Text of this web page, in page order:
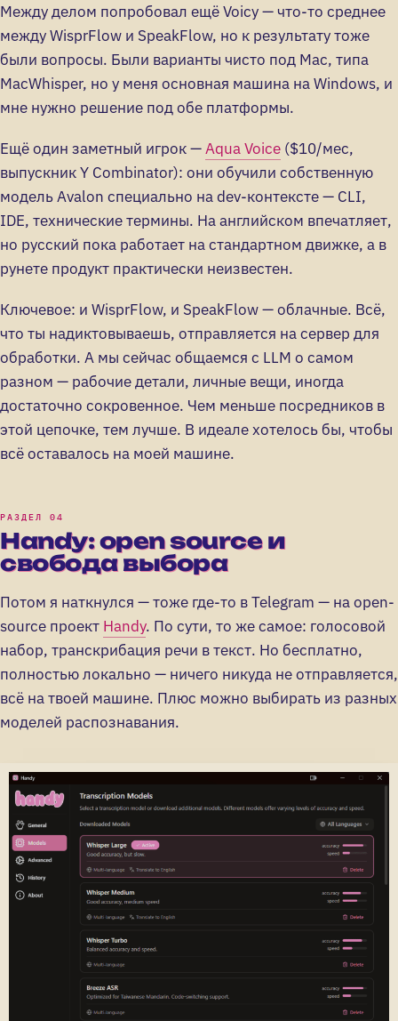
Между делом попробовал ещё Voicy — что-то среднее
между WisprFlow и SpeakFlow, но к результату тоже
были вопросы. Были варианты чисто под Mac, типа
MacWhisper, но у меня основная машина на Windows, и
мне нужно решение под обе платформы.
Ещё один заметный игрок —Aqua Voice ($10/мес,
выпускник Y Combinator): они обучили собственную
модель Avalon специально на dev-контексте — CLI,
IDE, технические термины. На английском впечатляет,
но русский пока работает на стандартном движке, а в
рунете продукт практически неизвестен.
Ключевое: и WisprFlow, и SpeakFlow — облачные. Всё,
что ты надиктовываешь, отправляется на сервер для
обработки. А мы сейчас общаемся с LLM о самом
разном — рабочие детали, личные вещи, иногда
достаточно сокровенное. Чем меньше посредников в
этой цепочке, тем лучше. В идеале хотелось бы, чтобы
всё оставалось на моей машине.
Handy: open source и
свобода выбора
Потом я наткнулся — тоже где-то в Telegram — на open-
source проект Handy. По сути, то же самое: голосовой
набор, транскрибация речи в текст. Но бесплатно,
полностью локально — ничего никуда не отправляется,
всё на твоей машине. Плюс можно выбирать из разных
моделей распознавания.